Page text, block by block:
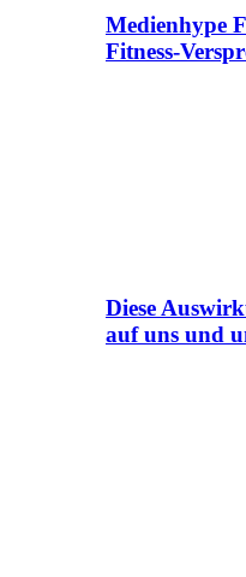
Medienhype
Fitness-
Diese
auf uns und